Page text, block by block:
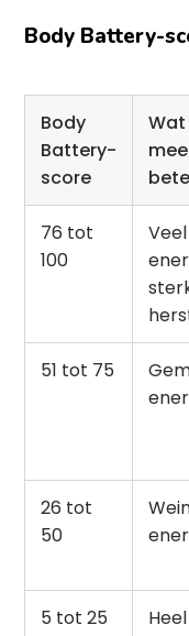
Body Battery-
Body
Battery-
score
76 tot
100
Veel
51 tot 75
26 tot
50
5 tot 25